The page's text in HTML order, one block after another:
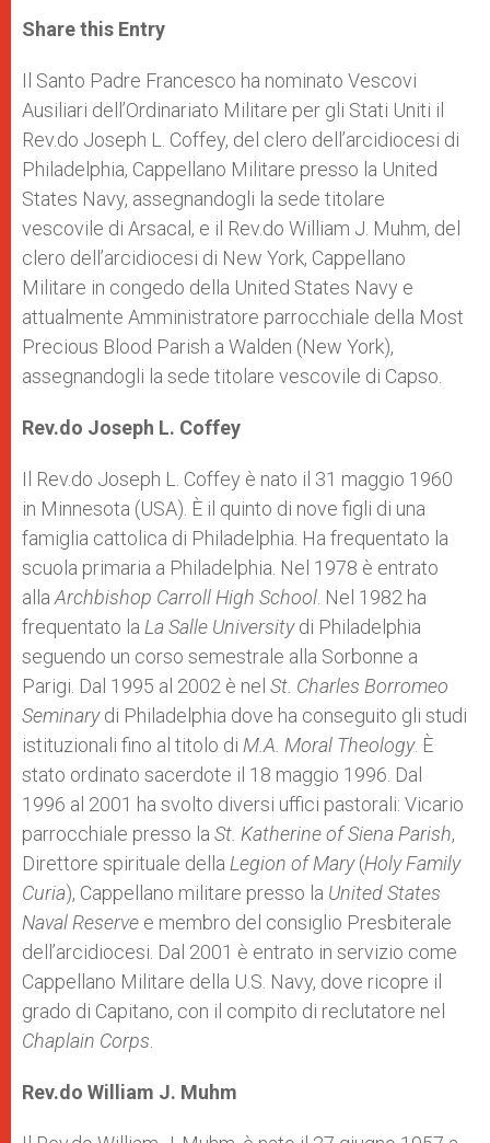
t
s
p
p
s
e
g
e
r
e
b
o
k
r
Share this Entry
Il Santo Padre Francesco ha nominato Vescovi
Ausiliari dell’Ordinariato Militare per gli Stati Uniti il
Rev.do Joseph L. Coffey, del clero dell’arcidiocesi di
Philadelphia, Cappellano Militare presso la United
States Navy, assegnandogli la sede titolare
vescovile di Arsacal, e il Rev.do William J. Muhm, del
clero dell’arcidiocesi di New York, Cappellano
Militare in congedo della United States Navy e
attualmente Amministratore parrocchiale della Most
Precious Blood Parish a Walden (New York),
assegnandogli la sede titolare vescovile di Capso.
Rev.do Joseph L. Coffey
Il Rev.do Joseph L. Coffey è nato il 31 maggio 1960
in Minnesota (USA). È il quinto di nove figli di una
famiglia cattolica di Philadelphia. Ha frequentato la
scuola primaria a Philadelphia. Nel 1978 è entrato
alla Archbishop Carroll High School . Nel 1982 ha
frequentato la La Salle Universitydi Philadelphia
seguendo un corso semestrale alla Sorbonne a
Parigi. Dal 1995 al 2002 è nel St. Charles Borromeo
Seminarydi Philadelphia dove ha conseguito gli studi
istituzionali fino al titolo di M.A. Moral Theology. È
stato ordinato sacerdote il 18 maggio 1996. Dal
1996 al 2001 ha svolto diversi uffici pastorali: Vicario
parrocchiale presso la St. Katherine of Siena Parish,
Direttore spirituale della Legion of Mary(Holy Family
Curia), Cappellano militare presso la United States
Naval Reserve e membro del consiglio Presbiterale
dell’arcidiocesi. Dal 2001 è entrato in servizio come
Cappellano Militare della U.S. Navy, dove ricopre il
grado di Capitano, con il compito di reclutatore nel
Chaplain Corps
Rev.do William J. Muhm